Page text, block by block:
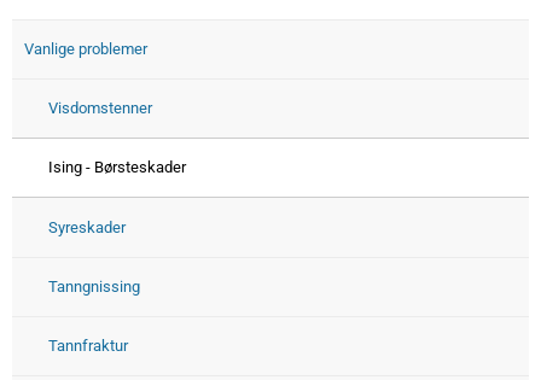
Vanlige problemer
Visdomstenner
Ising - Børsteskader
Syreskader
Tanngnissing
Tannfraktur